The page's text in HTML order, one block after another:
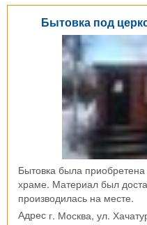
Бытовка под
Бытовка была
храме. Материал был
производилась на месте.
Адрес г. Москва, ул.